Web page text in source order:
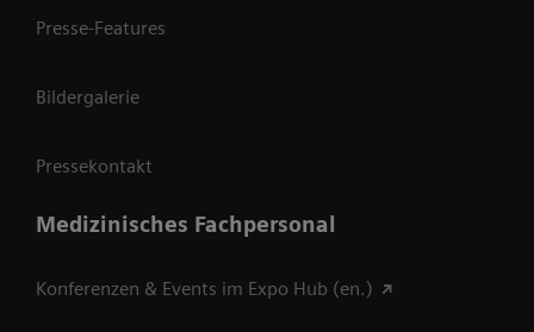
Presse-Features
Bildergalerie
Pressekontakt
Medizinisches Fachpersonal
Konferenzen & Events im Expo Hub (en.)